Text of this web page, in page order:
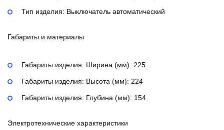
Тип изделия: Выключатель автоматический
Габариты и материалы
Габариты изделия: Ширина (мм): 225
Габариты изделия: Высота (мм): 224
Габариты изделия: Глубина (мм): 154
Электротехнические характеристики